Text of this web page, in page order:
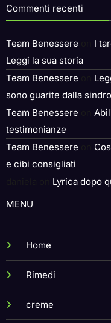
Commenti recenti
Team Benessere
I
Leggi la sua storia
Team Benessere
sono guarite dalla
Team Benessere
testimonianze
Team Benessere
e cibi consigliati
Lyrica dopo
MENU
Home
Rimedi
creme